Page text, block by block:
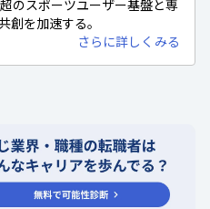
のスポーツユーザー基盤と専
創を加速する。
さらに詳しくみる